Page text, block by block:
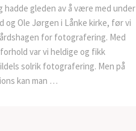
hadde gleden av å være med under
og Ole Jørgen i Lånke kirke, før vi
for fotografering. Med
var vi heldige og fikk
solrik fotografering. Men på
kan man …